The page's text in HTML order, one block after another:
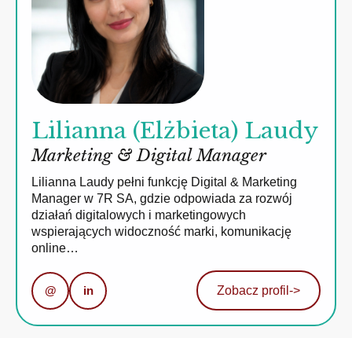
Lilianna (Elżbieta) Laudy
Marketing & Digital Manager
Lilianna Laudy pełni funkcję Digital & Marketing
Manager w 7R SA, gdzie odpowiada za rozwój
działań digitalowych i marketingowych
wspierających widoczność marki, komunikację
online…
@ in Zobacz profil ->